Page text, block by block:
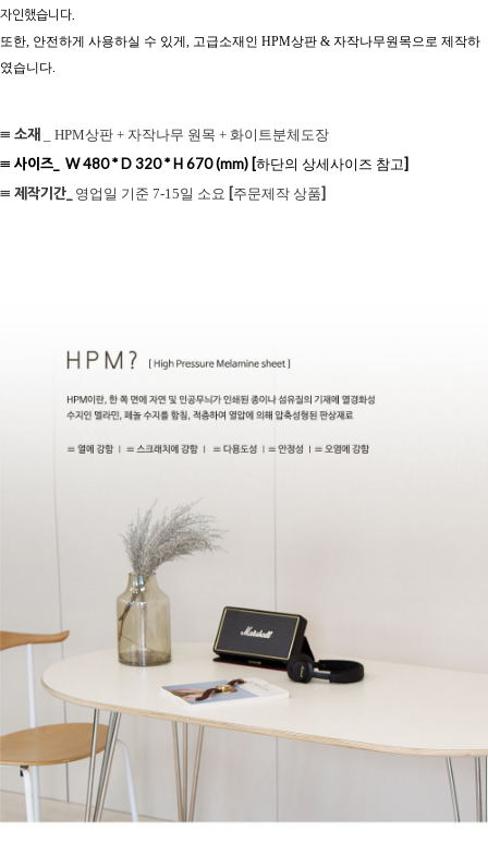
자인했습니다.
또한, 안전하게 사용하실 수 있게, 고급소재인 HPM상판 & 자작나무원목으로 제작하
였습니다.
≡ 소재 _ HPM상판 + 자작나무 원목 + 화이트분체도장
≡ 사이즈 W 480 * D 320 * H 670 (mm) [하단의 상세사이즈 참고]
≡ 제작기간_ 영업일 기준 7-15일 소요 [주문제작 상품]